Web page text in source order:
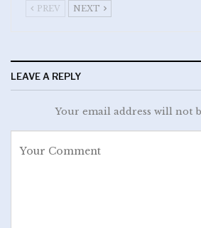
PREV NEXT
LEAVE A REPLY
Your email address will not